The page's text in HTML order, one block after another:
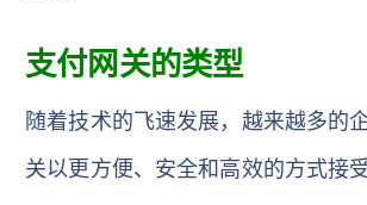
支付网关的类型
随着技术的飞速发展，越来越多的
关以更方便、安全和高效的方式接受